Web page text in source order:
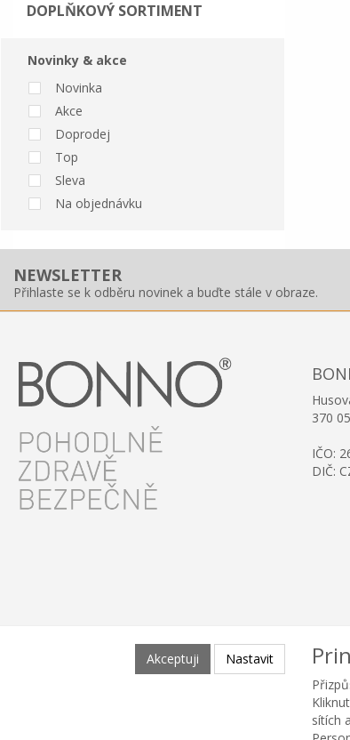
DOPLŇKOVÝ SORTIMENT
Novinky & akce
Novinka
Akce
Doprodej
Top
Sleva
Na objednávku
NEWSLETTER
Přihlaste se k odběru novinek a buďte stále v obraze.
370
IČO:
DIČ:
Akceptuji Nastavit
sítích